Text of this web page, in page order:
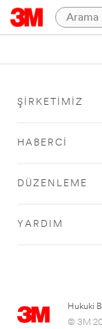
ŞIRKETIMIZ
HABERCI
DÜZENLEME
YARDIM
Hukuki
© 3M